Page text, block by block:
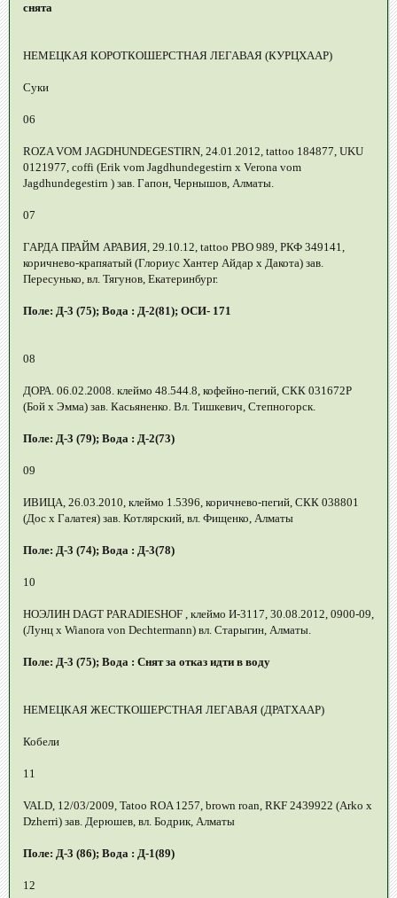
снята
НЕМЕЦКАЯ КОРОТКОШЕРСТНАЯ ЛЕГАВАЯ (КУРЦХААР)
Суки
06
ROZA VOM JAGDHUNDEGESTIRN, 24.01.2012, tattoo 184877, UKU
0121977, coffi (Erik vom Jagdhundegestirn x Verona vom
Jagdhundegestirn ) зав. Гапон, Чернышов, Алматы.
07
ГАРДА ПРАЙМ АРАВИЯ, 29.10.12, tattoo PBO 989, РКФ 349141,
коричнево-крапяатый (Глориус Хантер Айдар х Дакота) зав.
Пересунько, вл. Тягунов, Екатеринбург.
Поле: Д-3 (75); Вода : Д-2(81); ОСИ- 171
08
ДОРА. 06.02.2008. клеймо 48.544.8, кофейно-пегий, СКК 031672Р
(Бой х Эмма) зав. Касьяненко. Вл. Тишкевич, Степногорск.
Поле: Д-3 (79); Вода : Д-2(73)
09
ИВИЦА, 26.03.2010, клеймо 1.5396, коричнево-пегий, СКК 038801
(Дос х Галатея) зав. Котлярский, вл. Фищенко, Алматы
Поле: Д-3 (74); Вода : Д-3(78)
10
НОЭЛИН DAGT PARADIESHOF , клеймо И-3117, 30.08.2012, 0900-09,
(Лунц х Wianora von Dechtermann) вл. Старыгин, Алматы.
Поле: Д-3 (75); Вода : Снят за отказ идти в воду
НЕМЕЦКАЯ ЖЕСТКОШЕРСТНАЯ ЛЕГАВАЯ (ДРАТХААР)
Кобели
11
VALD, 12/03/2009, Tatoo ROA 1257, brown roan, RKF 2439922 (Arko x
Dzherri) зав. Дерюшев, вл. Бодрик, Алматы
Поле: Д-3 (86); Вода : Д-1(89)
12